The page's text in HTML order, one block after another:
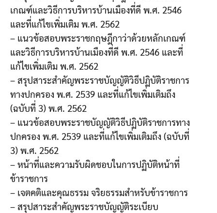
เกณฑ์และวิธีการบริหารบ้านเมืองที่ดี พ.ศ. 2546
และที่แก้ไขเพิ่มเติม พ.ศ. 2562
– แนวข้อสอบพระราชกฤษฎีกาว่าด้วยหลักเกณฑ์
และวิธีการบริหารบ้านเมืองที่ดี พ.ศ. 2546 และที่
แก้ไขเพิ่มเติม พ.ศ. 2562
– สรุปสาระสำคัญพระราชบัญญัติวิธีปฏิบัติราชการ
ทางปกครอง พ.ศ. 2539 และที่แก้ไขเพิ่มเติมถึง
(ฉบับที่ 3) พ.ศ. 2562
– แนวข้อสอบพระราชบัญญัติวิธีปฏิบัติราชการทาง
ปกครอง พ.ศ. 2539 และที่แก้ไขเพิ่มเติมถึง (ฉบับที่
3) พ.ศ. 2562
– หน้าที่และความรับผิดชอบในการปฏิบัติหน้าที่
ข้าราชการ
– เจตคติและคุณธรรม จริยธรรมสำหรับข้าราชการ
– สรุปสาระสำคัญพระราชบัญญัติระเบียบ